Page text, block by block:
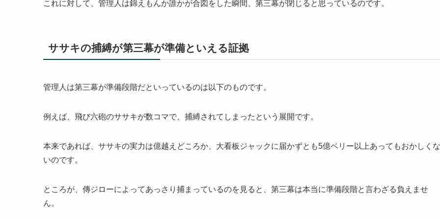
これに対して、管理人は錦えもんか誰かが合図をした瞬間、第三幕が閉じると思っているのです。
ササキの捕縛が第三幕が準備といえる証拠
管理人は第三幕が準備段階だといっているのは以下のものです。
例えば、飛び六砲のササキが数コマで、捕縛されてしまったという展開です。
本来であれば、ササキの実力は億越えどころか、大看板ジャックに届かずとも5億ベリー以上あってもおかしくな
いのです。
ところが、傳ジローによってあっさり捕まっているのを見ると、第三幕は本当に準備段階と言わざる負えませ
ん。